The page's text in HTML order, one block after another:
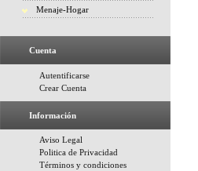
Menaje-Hogar
Cuenta
Autentificarse
Crear Cuenta
Información
Aviso Legal
Politica de Privacidad
Términos y condiciones